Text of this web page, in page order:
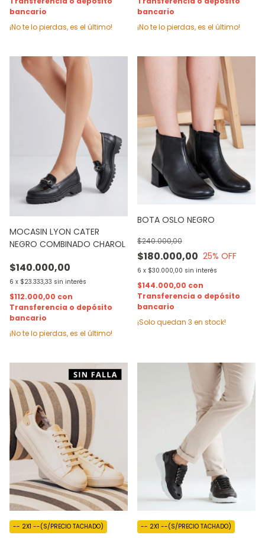
bancario
¡No te lo pierdas, es el último!
bancario
¡No te lo pierdas, es el último!
MOCASIN LYON CATER
NEGRO COMBINADO CHAROL
$140.000,00
6 x $23.333,33 sin interés
$112.000,00 con
Transferencia o depósito
bancario
¡No te lo pierdas, es el último!
BOTA OSLO NEGRO
$180.000,00
$240.000,00
25% OFF
6 x $30.000,00 sin interés
$144.000,00 con
Transferencia o depósito
bancario
¡Solo quedan 3 en stock!
-- 2X1 --(S/PRECIO TACHADO) -- 2X1 --(S/PRECIO TACHADO)